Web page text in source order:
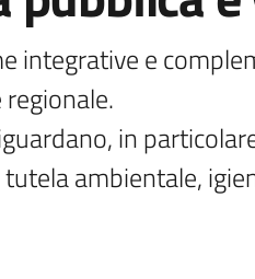
integrative e
in
ambientale,